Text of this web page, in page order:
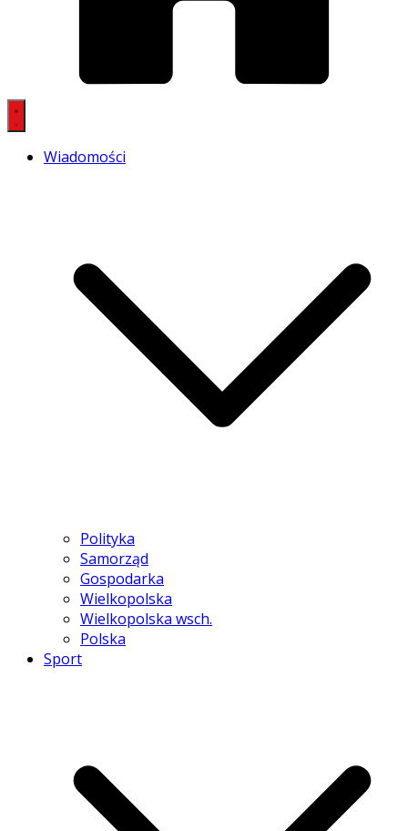
Wiadomości
Polityka
Samorząd
Gospodarka
Wielkopolska
Wielkopolska wsch.
Polska
Sport